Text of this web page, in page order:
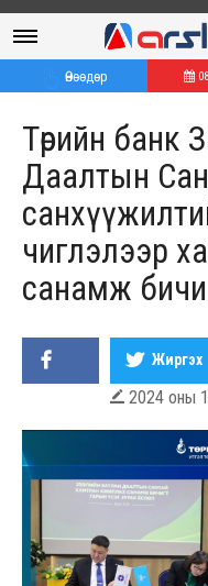
Өнөөдөр
Төрийн банк
Даалтын
чиглэлээр
санамж
Жиргэх
 2024 оны